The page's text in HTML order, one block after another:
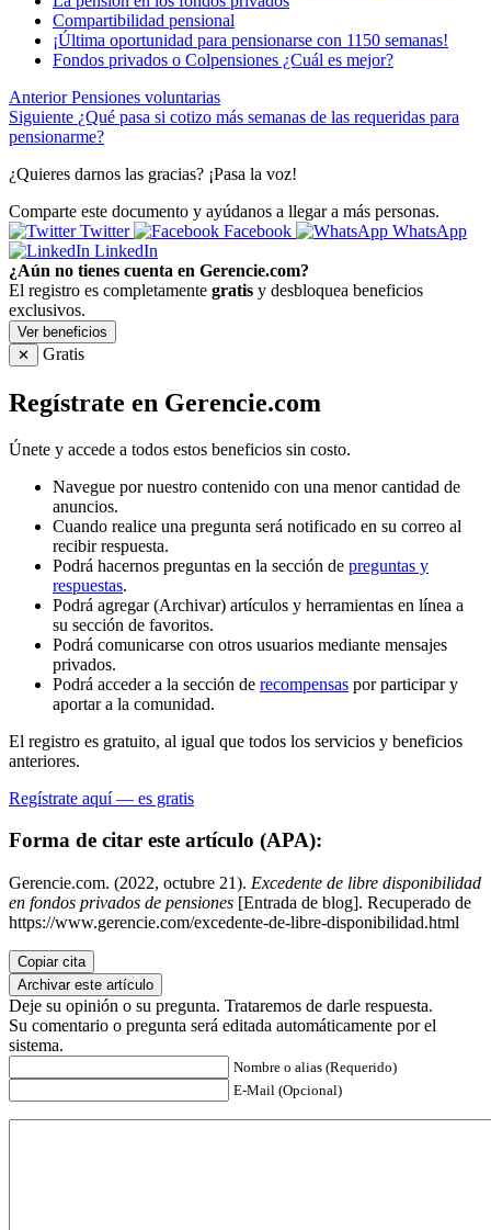
Compartibilidad pensional
¡Última oportunidad para pensionarse con 1150 semanas!
Fondos privados o Colpensiones ¿Cuál es mejor?
Anterior Pensiones voluntarias
Siguiente ¿Qué pasa si cotizo más semanas de las requeridas para
pensionarme?
¿Quieres darnos las gracias? ¡Pasa la voz!
Comparte este documento y ayúdanos a llegar a más personas.
Twitter
Facebook
WhatsApp
LinkedIn
¿Aún no tienes cuenta en Gerencie.com?
El registro es completamente gratis y desbloquea beneficios
exclusivos.
Ver beneficios
✕
Gratis
Regístrate en Gerencie.com
Únete y accede a todos estos beneficios sin costo.
Navegue por nuestro contenido con una menor cantidad de
anuncios.
Cuando realice una pregunta será notificado en su correo al
recibir respuesta.
Podrá hacernos preguntas en la sección de preguntas y
respuestas.
Podrá agregar (Archivar) artículos y herramientas en línea a
su sección de favoritos.
Podrá comunicarse con otros usuarios mediante mensajes
privados.
Podrá acceder a la sección de recompensas por participar y
aportar a la comunidad.
El registro es gratuito, al igual que todos los servicios y beneficios
anteriores.
Regístrate aquí — es gratis
Forma de citar este artículo (APA):
Gerencie.com. (2022, octubre 21). Excedente de libre disponibilidad
en fondos privados de pensiones [Entrada de blog]. Recuperado de
https://www.gerencie.com/excedente-de-libre-disponibilidad.html
Copiar cita
Archivar este artículo
Deje su opinión o su pregunta. Trataremos de darle respuesta.
Su comentario o pregunta será editada automáticamente por el
sistema.
Nombre o alias (Requerido)
E-Mail (Opcional)